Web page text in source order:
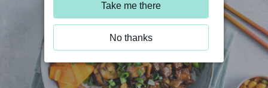
Take me there
No thanks